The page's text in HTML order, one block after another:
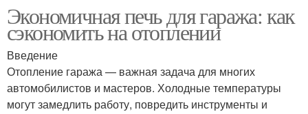
Экономичная печь для гаража: как
сэкономить на отоплении
Введение
Отопление гаража — важная задача для многих
автомобилистов и мастеров. Холодные температуры
могут замедлить работу, повредить инструменты и